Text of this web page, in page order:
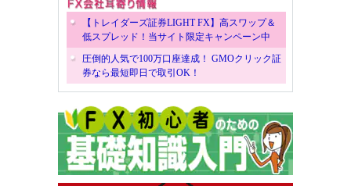
【トレイダーズ証券LIGHT FX】高スワップ＆
低スプレッド！当サイト限定キャンペーン中
圧倒的人気で100万口座達成！ GMOクリック証
券なら最短即日で取引OK！